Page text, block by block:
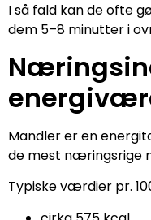
I så fald kan de ofte
dem 5–8 minutter i
Mandler er en
de mest næringsrige
Typiske værdier pr.